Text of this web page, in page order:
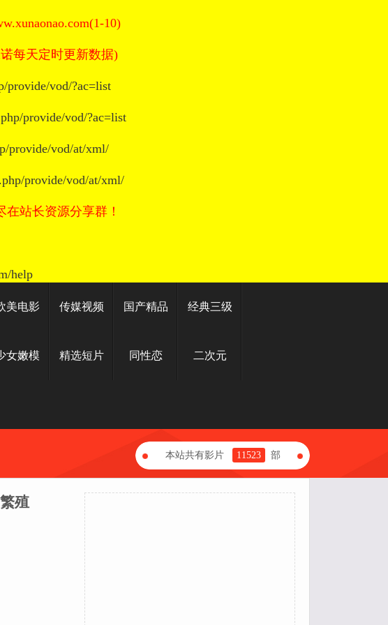
10)
每天定时更新数据)
provide/vod/?ac=list
provide/vod/?ac=list
provide/vod/at/xml/
provide/vod/at/xml/
站长资源分享群！
help
美电影 传媒视频 国产精品 经典三级
女嫩模 精选短片 同性恋 二次元
本站共有影片 11523 部
殖